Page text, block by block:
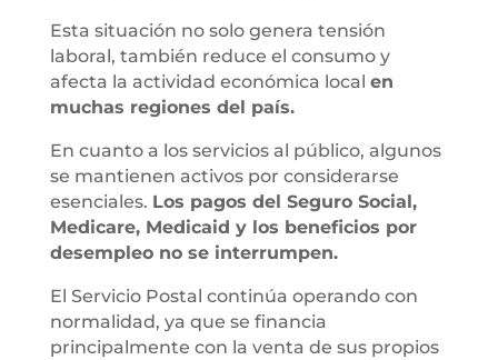
Esta situación no solo genera tensión
laboral, también reduce el consumo y
afecta la actividad económica local en
muchas regiones del país.
En cuanto a los servicios al público, algunos
se mantienen activos por considerarse
esenciales. Los pagos del Seguro Social,
Medicare, Medicaid y los beneficios por
desempleo no se interrumpen.
El Servicio Postal continúa operando con
normalidad, ya que se financia
principalmente con la venta de sus propios